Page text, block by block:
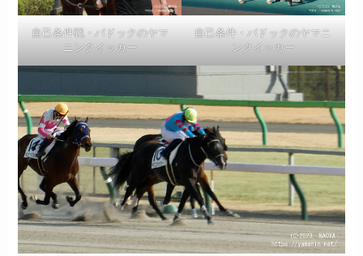
自己条件戦・パドックのヤマ
ニンクイッカー
自己条件・パドックのヤマニ
ンクイッカー